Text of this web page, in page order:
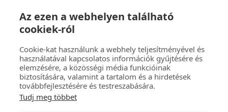
Cervelo P3 Dura Ace Di2 Time
Trial kerékpár
590000Ft
Az ezen a webhelyen található
cookiek-ról
Cookie-kat használunk a webhely teljesítményével és
használatával kapcsolatos információk gyűjtésére és
elemzésére, a közösségi média funkcióinak
biztosítására, valamint a tartalom és a hirdetések
továbbfejlesztésére és testreszabására.
Tudj meg többet